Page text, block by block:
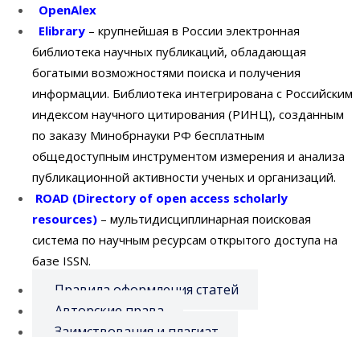
OpenAlex
Elibrary – крупнейшая в России электронная
библиотека научных публикаций, обладающая
богатыми возможностями поиска и получения
информации. Библиотека интегрирована с Российским
индексом научного цитирования (РИНЦ), созданным
по заказу Минобрнауки РФ бесплатным
общедоступным инструментом измерения и анализа
публикационной активности ученых и организаций.
ROAD (Directory of open access scholarly
resources) – мультидисциплинарная поисковая
система по научным ресурсам открытого доступа на
базе ISSN.
Правила оформления статей
Авторские права
Заимствования и плагиат